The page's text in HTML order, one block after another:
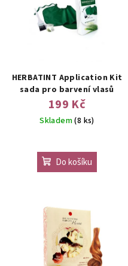
HERBATINT Application Kit
sada pro barvení vlasů
199 Kč
Skladem(8 ks)
Do košíku